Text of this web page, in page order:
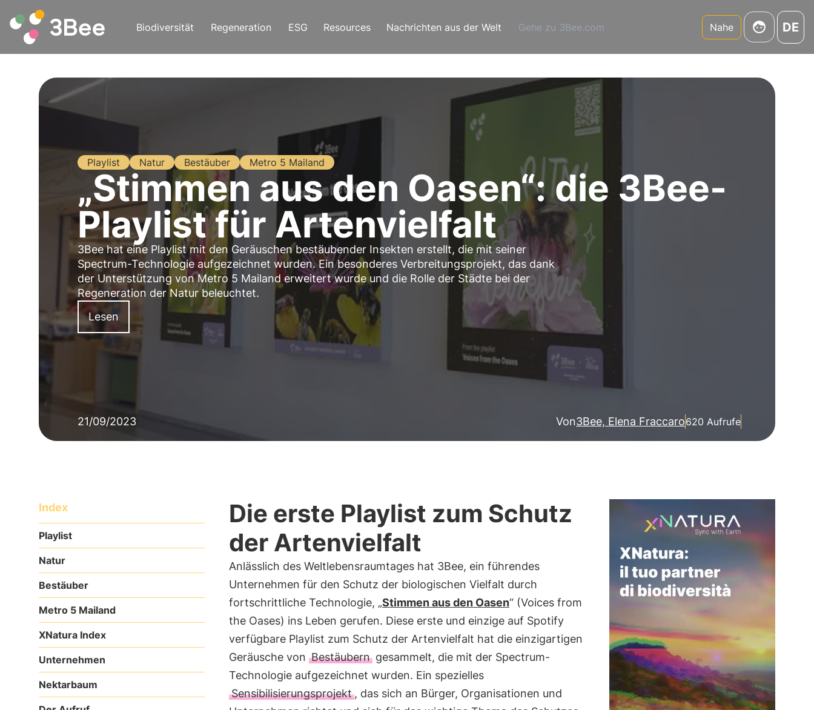
Biodiversität Regeneration ESG Resources Nachrichten aus der Welt Gehe zu 3Bee.com Nahe DE
Playlist Natur Bestäuber Metro 5 Mailand
„Stimmen aus den Oasen“: die 3Bee-
Playlist für Artenvielfalt
3Bee hat eine Playlist mit den Geräuschen bestäubender Insekten erstellt, die mit seiner
Spectrum-Technologie aufgezeichnet wurden. Ein besonderes Verbreitungsprojekt, das dank
der Unterstützung von Metro 5 Mailand erweitert wurde und die Rolle der Städte bei der
Regeneration der Natur beleuchtet.
Lesen
21/09/2023 Von3Bee, Elena Fraccaro620 Aufrufe
Index
Playlist
Natur
Bestäuber
Metro 5 Mailand
XNatura Index
Unternehmen
Nektarbaum
Die erste Playlist zum Schutz
der Artenvielfalt
Anlässlich des Weltlebensraumtages hat 3Bee, ein führendes
Unternehmen für den Schutz der biologischen Vielfalt durch
fortschrittliche Technologie, „Stimmen aus den Oasen“ (Voices from
the Oases) ins Leben gerufen. Diese erste und einzige auf Spotify
verfügbare Playlist zum Schutz der Artenvielfalt hat die einzigartigen
Geräusche von Bestäuberngesammelt, die mit der Spectrum-
Technologie aufgezeichnet wurden. Ein spezielles
Sensibilisierungsprojekt, das sich an Bürger, Organisationen und